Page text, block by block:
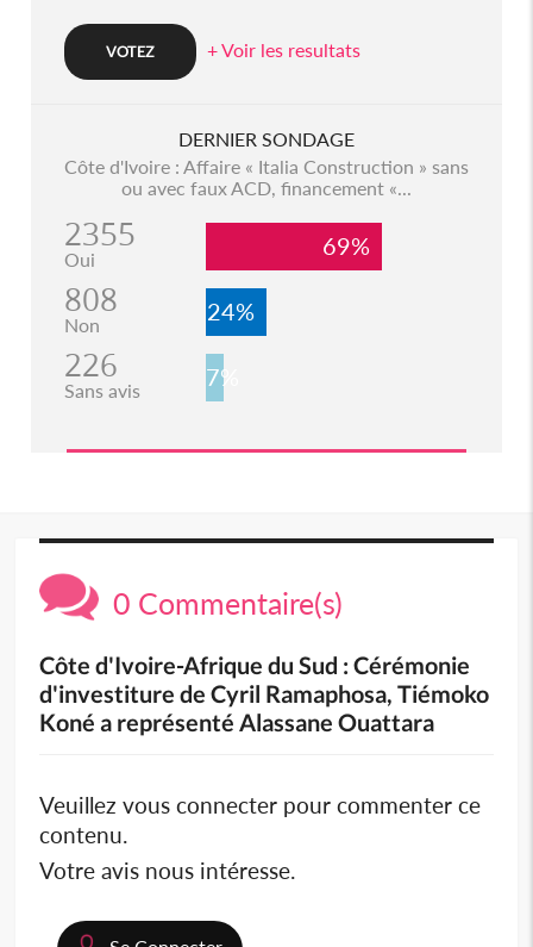
+ Voir les resultats
DERNIER SONDAGE
Côte d'Ivoire : Affaire « Italia Construction » sans
ou avec faux ACD, financement «...
2355
Oui 69%
808
Non 24%
226
Sans avis 7%
0 Commentaire(s)
Côte d'Ivoire-Afrique du Sud : Cérémonie
d'investiture de Cyril Ramaphosa, Tiémoko
Koné a représenté Alassane Ouattara
Veuillez vous connecter pour commenter ce
contenu.
Votre avis nous intéresse.